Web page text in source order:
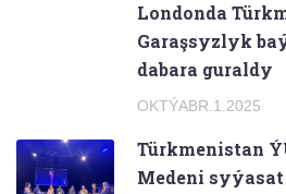
Londonda
Garaşsyzlyk
dabara guraldy
OKTÝABR.1.2025
Türkmenistan
Medeni